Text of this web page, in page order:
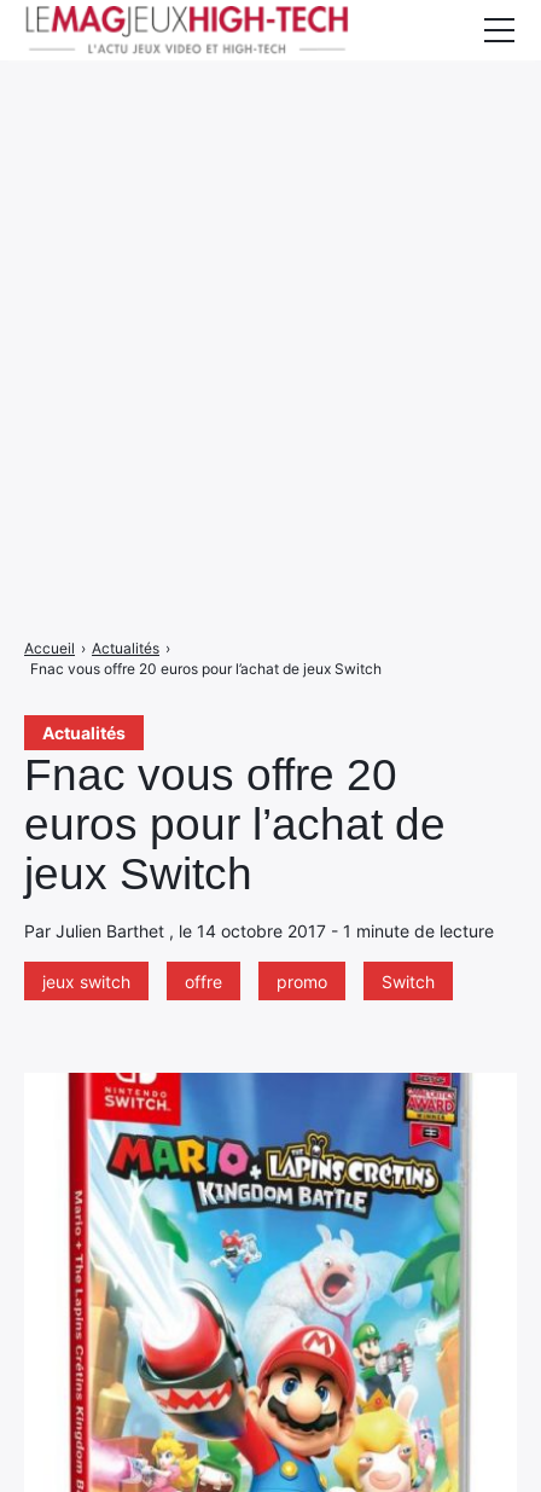
Actualités
Fnac vous offre 20
euros pour l’achat de
jeux Switch
Par Julien Barthet , le 14 octobre 2017 - 1 minute de lecture
jeux switch offre promo Switch
Accueil › Actualités ›
Fnac vous offre 20 euros pour l’achat de jeux Switch